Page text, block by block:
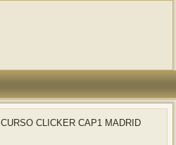
CURSO CLICKER CAP1 MADRID